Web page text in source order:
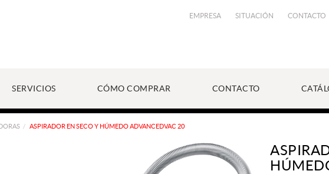
EMPRESA SITUACIÓN CONTACTO
SERVICIOS CÓMO COMPRAR CONTACTO
ASPIRADOR EN SECO Y HÚMEDO ADVANCEDVAC 20